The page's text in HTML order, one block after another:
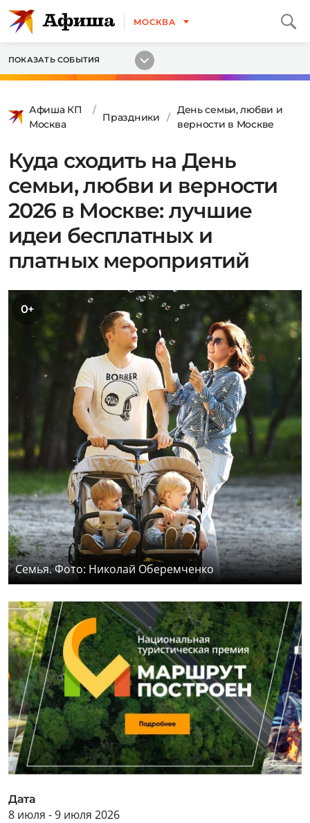
МОСКВА
ПОКАЗАТЬ СОБЫТИЯ
Афиша КП
Москва
Праздники
День семьи, любви и
верности в Москве
Куда сходить на День
семьи, любви и верности
2026 в Москве: лучшие
идеи бесплатных и
платных мероприятий
0+
Семья. Фото: Николай Оберемченко
Дата
8 июля - 9 июля 2026